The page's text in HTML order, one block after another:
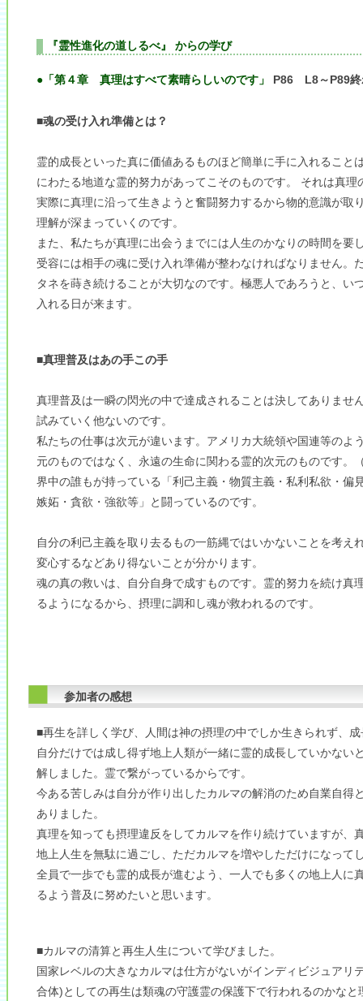
『霊性進化の道しるべ』 からの学び
●「第４章 真理はすべて素晴らしいのです」 P86 L8～P89終
■魂の受け入れ準備とは？
霊的成長といった真に価値あるものほど簡単に手に入れること
にわたる地道な霊的努力があってこそのものです。 それは真理
実際に真理に沿って生きようと奮闘努力するから物的意識が取
理解が深まっていくのです。
また、私たちが真理に出会うまでには人生のかなりの時間を要
受容には相手の魂に受け入れ準備が整わなければなりません。
タネを蒔き続けることが大切なのです。極悪人であろうと、い
入れる日が来ます。
■真理普及はあの手この手
真理普及は一瞬の閃光の中で達成されることは決してありませ
試みていく他ないのです。
私たちの仕事は次元が違います。アメリカ大統領や国連等のよ
元のものではなく、永遠の生命に関わる霊的次元のものです。
界中の誰もが持っている「利己主義・物質主義・私利私欲・偏
嫉妬・貪欲・強欲等」と闘っているのです。
自分の利己主義を取り去るもの一筋縄ではいかないことを考え
変心するなどあり得ないことが分かります。
魂の真の救いは、自分自身で成すものです。霊的努力を続け真
るようになるから、摂理に調和し魂が救われるのです。
参加者の感想
■再生を詳しく学び、人間は神の摂理の中でしか生きられず、
自分だけでは成し得ず地上人類が一緒に霊的成長していかない
解しました。霊で繋がっているからです。
今ある苦しみは自分が作り出したカルマの解消のため自業自得
ありました。
真理を知っても摂理違反をしてカルマを作り続けていますが、
地上人生を無駄に過ごし、ただカルマを増やしただけになって
全員で一歩でも霊的成長が進むよう、一人でも多くの地上人に
るよう普及に努めたいと思います。
■カルマの清算と再生人生について学びました。
国家レベルの大きなカルマは仕方がないがインディビジュアリ
合体)としての再生は類魂の守護霊の保護下で行われるのかなと